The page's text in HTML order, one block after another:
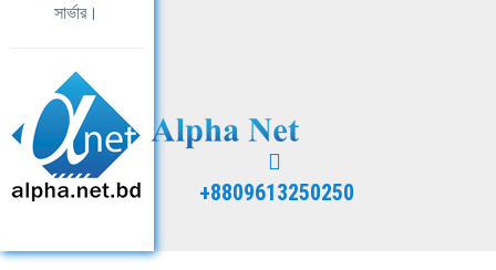
সার্ভার।
+8809613250250